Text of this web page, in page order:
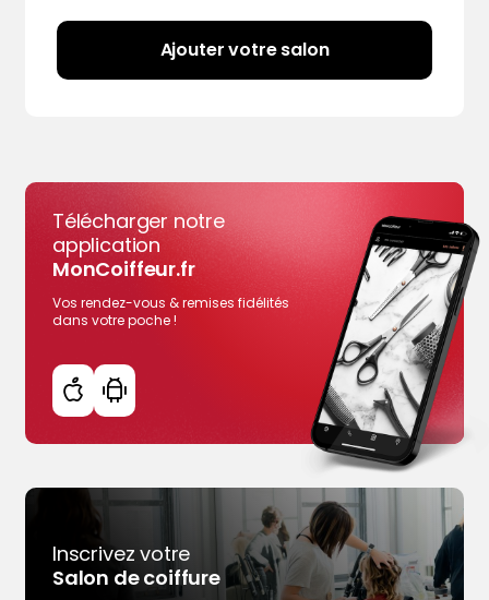
Ajouter votre salon
Télécharger notre
application
MonCoiffeur.fr
Vos rendez-vous & remises fidélités
dans votre poche !
Inscrivez votre
Salon de coiffure